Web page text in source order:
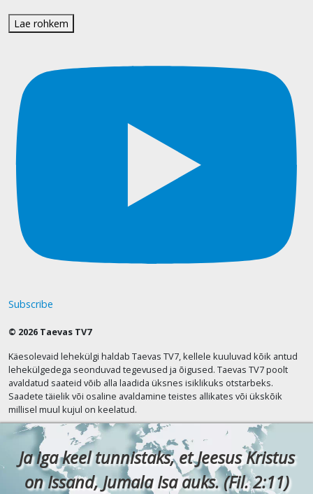
Lae rohkem
Subscribe
© 2026 Taevas TV7
Käesolevaid lehekülgi haldab Taevas TV7, kellele kuuluvad kõik antud
lehekülgedega seonduvad tegevused ja õigused. Taevas TV7 poolt
avaldatud saateid võib alla laadida üksnes isiklikuks otstarbeks.
Saadete täielik või osaline avaldamine teistes allikates või ükskõik
millisel muul kujul on keelatud.
Ja iga keel tunnistaks, et Jeesus Kristus
on Issand, Jumala Isa auks. (Fil. 2:11)